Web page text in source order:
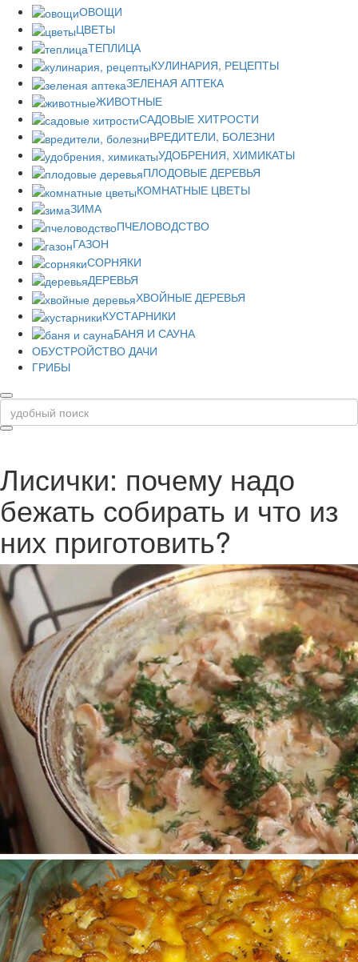
ОВОЩИ
ЦВЕТЫ
ТЕПЛИЦА
КУЛИНАРИЯ, РЕЦЕПТЫ
ЗЕЛЕНАЯ АПТЕКА
ЖИВОТНЫЕ
САДОВЫЕ ХИТРОСТИ
ВРЕДИТЕЛИ, БОЛЕЗНИ
УДОБРЕНИЯ, ХИМИКАТЫ
ПЛОДОВЫЕ ДЕРЕВЬЯ
КОМНАТНЫЕ ЦВЕТЫ
ЗИМА
ПЧЕЛОВОДСТВО
ГАЗОН
СОРНЯКИ
ДЕРЕВЬЯ
ХВОЙНЫЕ ДЕРЕВЬЯ
КУСТАРНИКИ
БАНЯ И САУНА
ОБУСТРОЙСТВО ДАЧИ
ГРИБЫ
Лисички: почему надо
бежать собирать и что из
них приготовить?